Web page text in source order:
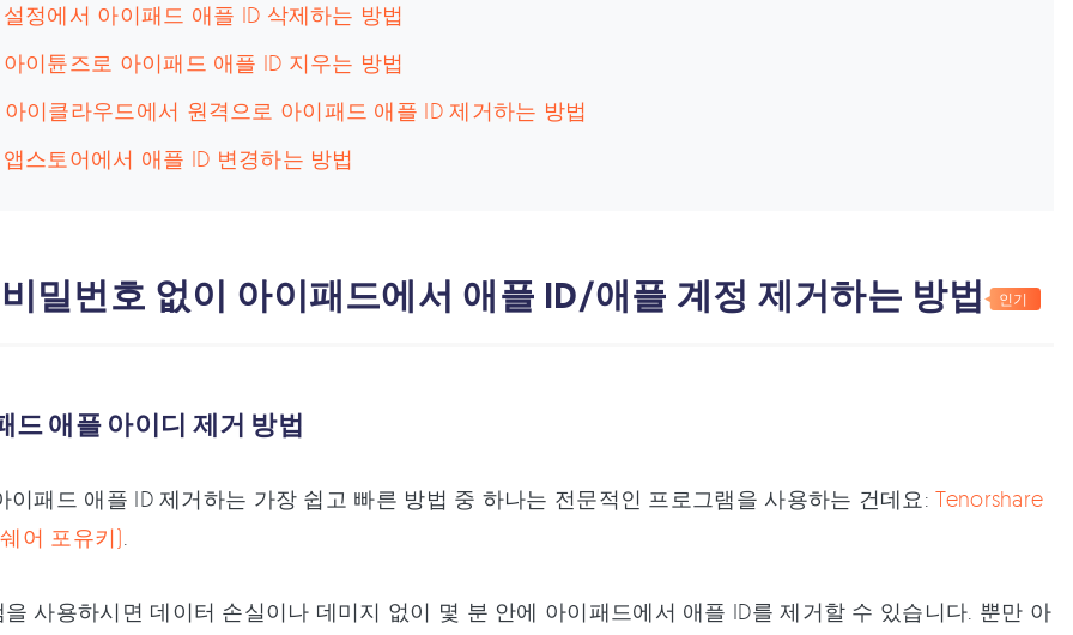
정에서 아이패드 애플 ID 삭제하는 방법
이튠즈로 아이패드 애플 ID 지우는 방법
이클라우드에서 원격으로 아이패드 애플 ID 제거하는 방법
스토어에서 애플 ID 변경하는 방법
밀번호 없이 아이패드에서 애플 ID/애플 계정 제거하는 방법 인기
드 애플 아이디 제거 방법
이패드 애플 ID 제거하는 가장 쉽고 빠른 방법 중 하나는 전문적인 프로그램을 사용하는 건데요:Tenorshare
어 포유키)
사용하시면 데이터 손실이나 데미지 없이 몇 분 안에 아이패드에서 애플 ID를 제거할 수 있습니다. 뿐만 아